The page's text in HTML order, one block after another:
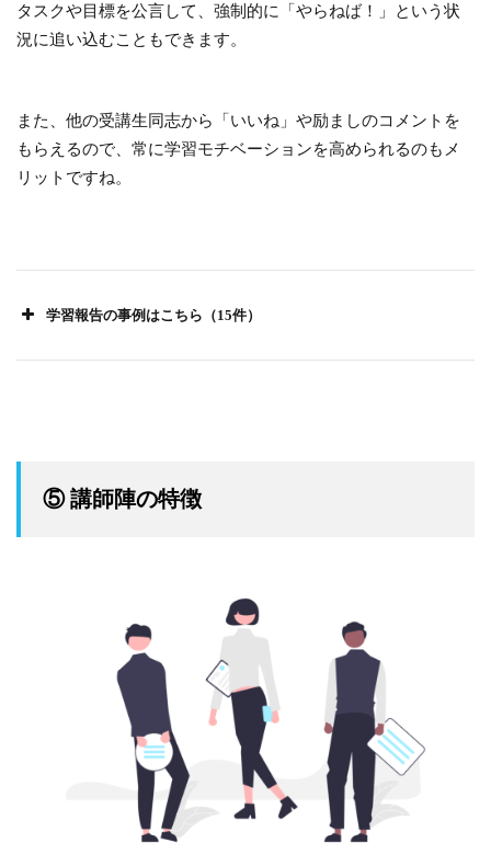
引用：SHE shares
タスクや目標を公言して、強制的に「やらねば！」という状
況に追い込むこともできます。
また、他の受講生同志から「いいね」や励ましのコメントを
もらえるので、常に学習モチベーションを高められるのもメ
リットですね。
学習報告の事例はこちら（15件）
⑤ 講師陣の特徴